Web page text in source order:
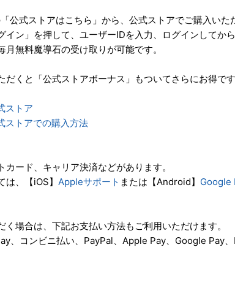
式ストアはこちら」から、公式ストアでご購入いた
ン」を押して、ユーザーIDを入力、ログインしてから
無料魔導石の受け取りが可能です。
くと「公式ストアボーナス」もついてさらにお得です
ストア
ストアでの購入方法
ード、キャリア決済などがあります。
、【iOS】 Appleサポート または【Android】 Google
場合は、下記お支払い方法もご利用いただけます。
、コンビニ払い、PayPal、Apple Pay、Google Pay